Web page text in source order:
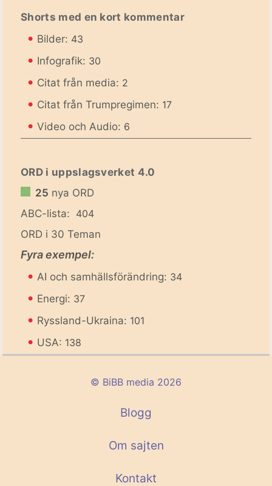
Shorts med en kort kommentar
• Bilder: 43
• Infografik: 30
• Citat från media: 2
• Citat från Trumpregimen: 17
• Video och Audio: 6
ORD i uppslagsverket 4.0
25 nya ORD
ABC-lista: 404
ORD i 30 Teman
Fyra exempel:
• AI och samhällsförändring: 34
• Energi: 37
• Ryssland-Ukraina: 101
• USA: 138
© BiBB media 2026
Blogg
Om sajten
Kontakt